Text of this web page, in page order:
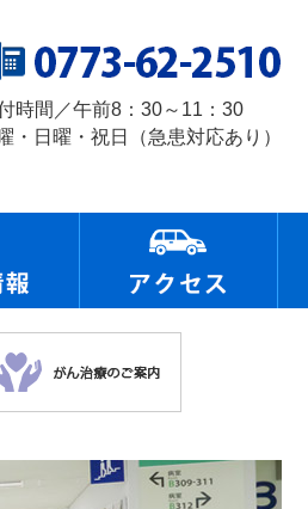
時間／午前8：30～11：30
日曜・祝日（急患対応あり）